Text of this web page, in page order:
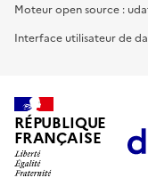
Moteur open source :
Interface utilisateur de
RÉPUBLIQUE
FRANÇAISE